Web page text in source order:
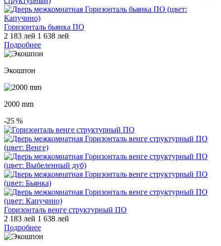
Горизонталь бьянка ПО
2 183 лей 1 638 лей
Подробнее
Экошпон
2000 mm
-25 %
Горизонталь венге структурный ПО
2 183 лей 1 638 лей
Подробнее